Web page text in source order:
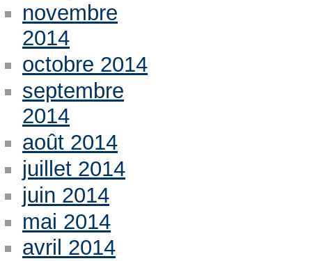
novembre
2014
octobre 2014
septembre
2014
août 2014
juillet 2014
juin 2014
mai 2014
avril 2014